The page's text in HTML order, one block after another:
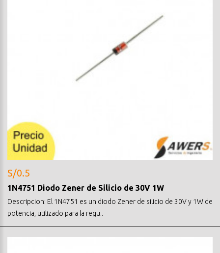
S/0.5
1N4751 Diodo Zener de Silicio de 30V 1W
Descripcion: El 1N4751 es un diodo Zener de silicio de 30V y 1W de
potencia, utilizado para la regu..